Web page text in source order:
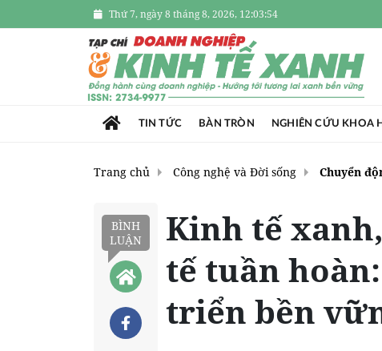
Thứ 7, ngày 8 tháng 8, 2026, 12:03:56
TIN TỨC BÀN TRÒN NGHIÊN CỨU KHOA
Trang chủ Công nghệ và Đời sống Chuyển
BÌNH
LUẬN
Kinh tế
tế tuần
triển bền